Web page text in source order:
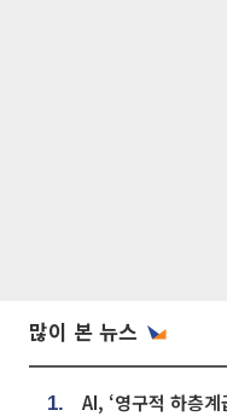
많이 본 뉴스
1.